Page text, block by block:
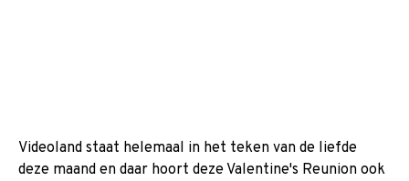
Videoland staat helemaal in het teken van de liefde
deze maand en daar hoort deze Valentine's Reunion ook